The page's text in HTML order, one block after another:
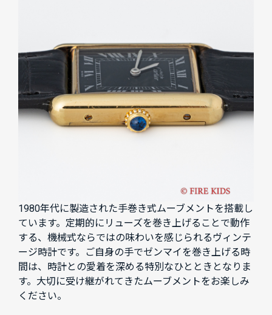
1980年代に製造された手巻き式ムーブメントを搭載し
ています。定期的にリューズを巻き上げることで動作
する、機械式ならではの味わいを感じられるヴィンテ
ージ時計です。ご自身の手でゼンマイを巻き上げる時
間は、時計との愛着を深める特別なひとときとなりま
す。大切に受け継がれてきたムーブメントをお楽しみ
ください。